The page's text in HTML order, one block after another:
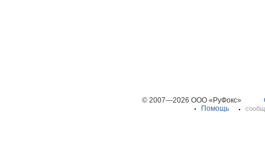
© 2007—2026 ООО «РуФокс»
Помощь